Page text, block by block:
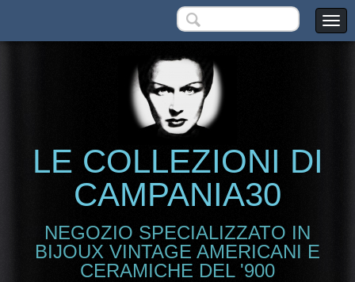
LE COLLEZIONI DI
CAMPANIA30
NEGOZIO SPECIALIZZATO IN
BIJOUX VINTAGE AMERICANI E
CERAMICHE DEL '900